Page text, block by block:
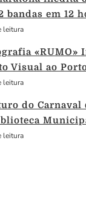
bandas em 12
leitura
«RUMO»
Visual ao
leitura
do Carnaval
leitura